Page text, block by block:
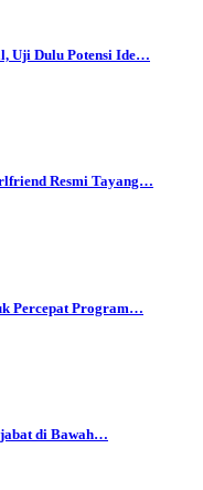
Uji Dulu Potensi Ide…
Resmi Tayang…
Percepat Program…
di Bawah…